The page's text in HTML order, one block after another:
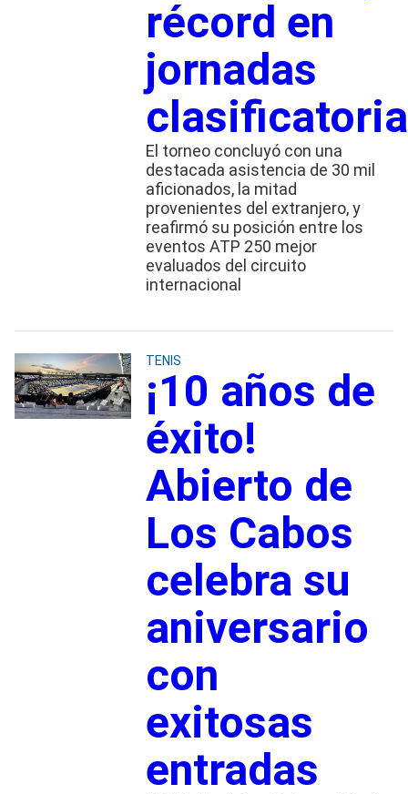
récord en
jornadas
El torneo concluyó con una
destacada asistencia de 30 mil
aficionados, la mitad
provenientes del extranjero, y
reafirmó su posición entre los
eventos ATP 250 mejor
evaluados del circuito
internacional
TENIS
¡10 años de
éxito!
Abierto de
Los Cabos
celebra su
aniversario
con
exitosas
entradas